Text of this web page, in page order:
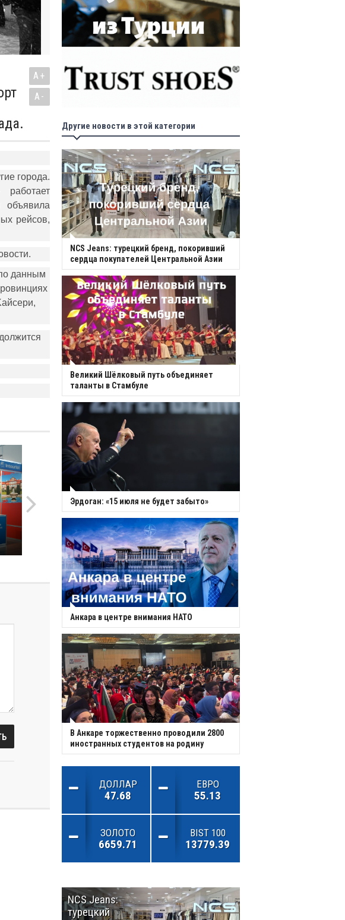
A+
A-
города.
объявила
рейсов,
данным
Другие новости в этой категории
NCS Jeans: турецкий бренд, покоривший
сердца покупателей Центральной Азии
Великий Шёлковый путь объединяет
таланты в Стамбуле
Эрдоган: «15 июля не будет забыто»
Анкара в центре внимания НАТО
В Анкаре торжественно проводили 2800
иностранных студентов на родину
ДОЛЛАР
47.68
ЕВРО
55.13
ЗОЛОТО
6659.71
BIST 100
13779.39
NCS Jeans:
турецкий